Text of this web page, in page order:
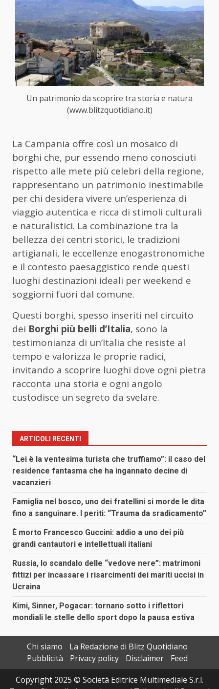
Un patrimonio da scoprire tra storia e natura
(www.blitzquotidiano.it)
La Campania offre così un mosaico di
borghi che, pur essendo meno conosciuti
rispetto alle mete più celebri della regione,
rappresentano un patrimonio inestimabile
per chi desidera vivere un’esperienza di
viaggio autentica e ricca di stimoli culturali
e naturalistici. La combinazione tra la
bellezza dei centri storici, le tradizioni
artigianali, le eccellenze enogastronomiche
e il contesto paesaggistico rende questi
luoghi destinazioni ideali per weekend e
soggiorni fuori dal comune.
Questi borghi, spesso inseriti nel circuito
dei Borghi più belli d’Italia, sono la
testimonianza di un’Italia che resiste al
tempo e valorizza le proprie radici,
invitando a scoprire luoghi dove ogni pietra
racconta una storia e ogni angolo
custodisce un segreto da svelare.
ARTICOLI RECENTI
“Lei è la ventesima turista che truffiamo”: il caso del
residence fantasma che ha ingannato decine di
vacanzieri
Famiglia nel bosco, uno dei fratellini si morde le dita
fino a sanguinare. I periti: “Trauma da sradicamento”
È morto Francesco Guccini: addio a uno dei più
grandi cantautori e intellettuali italiani
Russia, lo scandalo delle “vedove nere”: matrimoni
fittizi per incassare i risarcimenti dei mariti uccisi in
Ucraina
Kimi, Sinner, Pogacar: tornano sotto i riflettori
mondiali le stelle dello sport dopo la pausa estiva
Chi siamo
La Redazione di Blitz Quotidiano
Pubblicità
Privacy policy Disclaimer
Feed
Copyright 2025 © Società Editrice Multimediale S.r.l.